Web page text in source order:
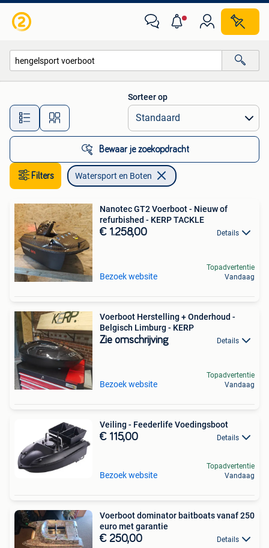
Alle afstanden…
Sorteer op
Bewaar je zoekopdracht
Filters Watersport en Boten
Nanotec GT2 Voerboot - Nieuw of
refurbished - KERP TACKLE
€ 1.258,00 Details
Bezoek website
Topadvertentie
Vandaag
Voerboot Herstelling + Onderhoud -
Belgisch Limburg - KERP
Zie omschrijving Details
Bezoek website
Topadvertentie
Vandaag
Veiling - Feederlife Voedingsboot
€ 115,00 Details
Bezoek website
Topadvertentie
Vandaag
Voerboot dominator baitboats vanaf 250
euro met garantie
€ 250,00 Details